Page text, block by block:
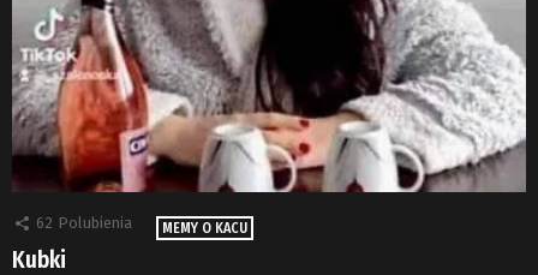
62 Polubienia MEMY O KACU
Kubki